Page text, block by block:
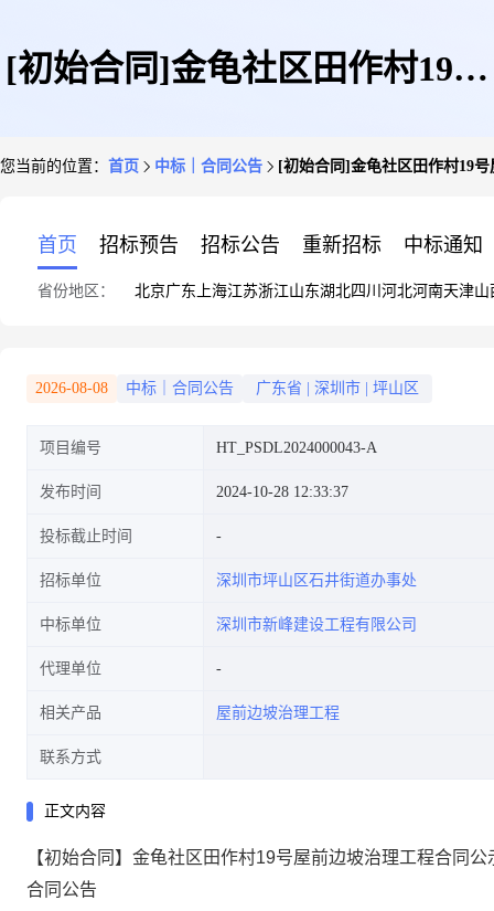
[初始合同]金龟社区田作村19号
您当前的位置： 首页 中标｜合同公告 [初始合同]金龟社区田作村19
首页 招标预告 招标公告 重新招标 中标通知
省份地区： 北京广东 上海江苏浙江山东湖北四川 河北河南天津山
2026-08-08 中标｜合同公告 广东省 深圳市 坪山区
项目编号 HT_PSDL2024000043-A
发布时间 2024-10-28 12:33:37
投标截止时间
招标单位 深圳市坪山区石井街道办事处
中标单位 深圳市新峰建设工程有限公司
代理单位
相关产品 屋前边坡治理工程
联系方式
正文内容
【初始合同】金龟社区田作村19号屋前边坡治理工程合同公
合同公告